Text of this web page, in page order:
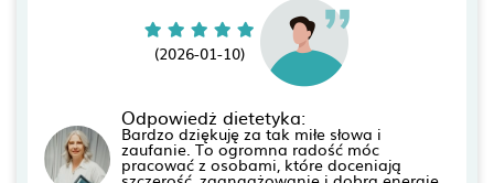
(2026-01-10)
Odpowiedż dietetyka:
Bardzo dziękuję za tak miłe słowa i
zaufanie. To ogromna radość móc
pracować z osobami, które doceniają